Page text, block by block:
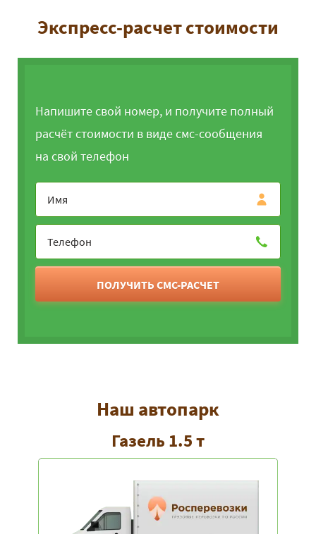
Экспресс-расчет стоимости
Напишите свой номер, и получите полный
расчёт стоимости в виде смс-сообщения
на свой телефон
ПОЛУЧИТЬ СМС-РАСЧЕТ
Наш автопарк
Газель 1.5 т